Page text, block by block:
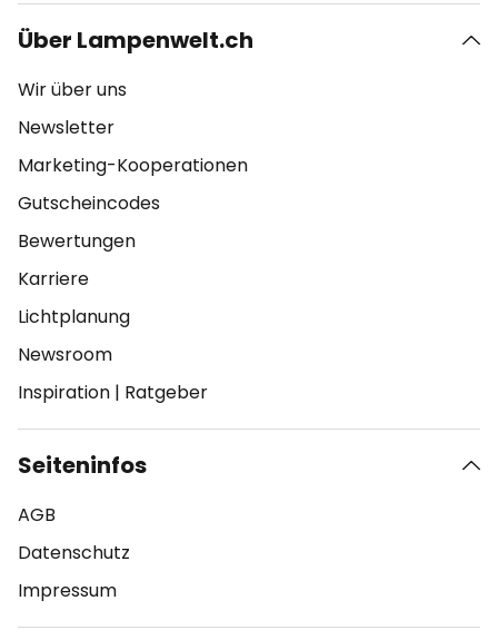
Über Lampenwelt.ch
Wir über uns
Newsletter
Marketing-Kooperationen
Gutscheincodes
Bewertungen
Karriere
Lichtplanung
Newsroom
Inspiration | Ratgeber
Seiteninfos
AGB
Datenschutz
Impressum